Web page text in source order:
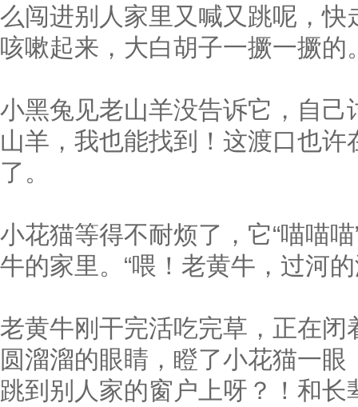
么闯进别人家里又喊又跳呢，快
咳嗽起来，大白胡子一撅一撅的
小黑兔见老山羊没告诉它，自
山羊，我也能找到！这渡口也
了。
小花猫等得不耐烦了，它“喵喵
牛的家里。“喂！老黄牛，过河
老黄牛刚干完活吃完草，正在
圆溜溜的眼睛，瞪了小花猫一眼
跳到别人家的窗户上呀？！和